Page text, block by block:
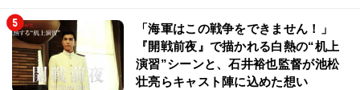
「海軍はこの戦争をできません！」
『開戦前夜』で描かれる白熱の“机上
演習”シーンと、石井裕也監督が池松
壮亮らキャスト陣に込めた想い